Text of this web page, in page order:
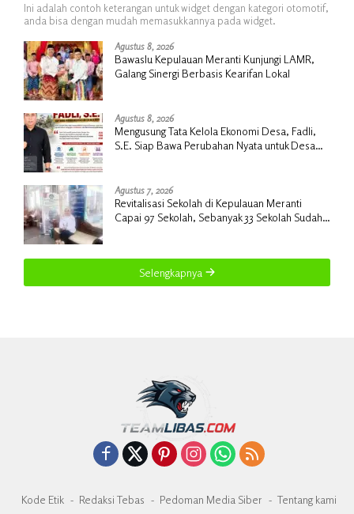
Ini adalah contoh keterangan untuk widget dengan kategori otomotif,
anda bisa dengan mudah memasukkannya pada widget.
Agustus 8, 2026
Bawaslu Kepulauan Meranti Kunjungi LAMR,
Galang Sinergi Berbasis Kearifan Lokal
Agustus 8, 2026
Mengusung Tata Kelola Ekonomi Desa, Fadli,
S.E. Siap Bawa Perubahan Nyata untuk Desa
Agustus 7, 2026
Revitalisasi Sekolah di Kepulauan Meranti
Capai 97 Sekolah, Sebanyak 33 Sekolah Sudah
Selengkapnya
Kode Etik Redaksi Tebas Pedoman Media Siber
Tentang kami